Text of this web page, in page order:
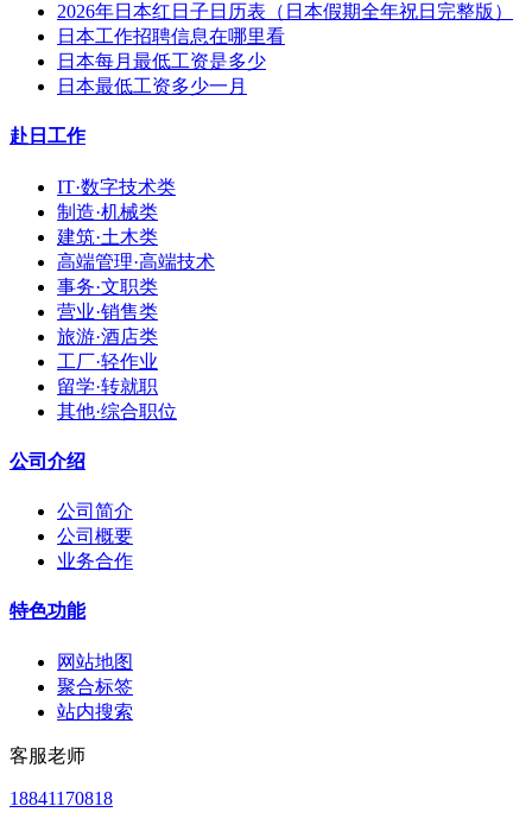
2026年日本红日子日历表（日本假期全年祝日完整版）
日本工作招聘信息在哪里看
日本每月最低工资是多少
日本最低工资多少一月
赴日工作
IT·数字技术类
制造·机械类
建筑·土木类
高端管理·高端技术
事务·文职类
营业·销售类
旅游·酒店类
工厂·轻作业
留学·转就职
其他·综合职位
公司介绍
公司简介
公司概要
业务合作
特色功能
网站地图
聚合标签
站内搜索
客服老师
18841170818